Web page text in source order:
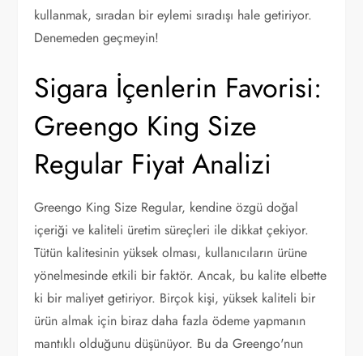
kullanmak, sıradan bir eylemi sıradışı hale getiriyor.
Denemeden geçmeyin!
Sigara İçenlerin Favorisi:
Greengo King Size
Regular Fiyat Analizi
Greengo King Size Regular, kendine özgü doğal
içeriği ve kaliteli üretim süreçleri ile dikkat çekiyor.
Tütün kalitesinin yüksek olması, kullanıcıların ürüne
yönelmesinde etkili bir faktör. Ancak, bu kalite elbette
ki bir maliyet getiriyor. Birçok kişi, yüksek kaliteli bir
ürün almak için biraz daha fazla ödeme yapmanın
mantıklı olduğunu düşünüyor. Bu da Greengo'nun